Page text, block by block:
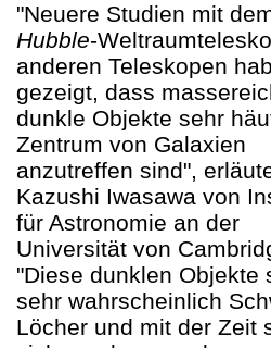
"Neuere Studien mit
Hubble-
anderen Teleskopen
gezeigt, dass
dunkle Objekte sehr
Zentrum von Galaxien
anzutreffen sind",
Kazushi Iwasawa von
für Astronomie an der
Universität von
"Diese dunklen Objekte
sehr wahrscheinlich
Löcher und mit der Zeit